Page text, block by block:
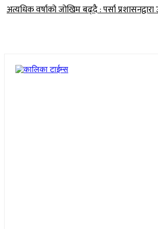
अत्यधिक वर्षाको जोखिम बढ्दै : पर्सा